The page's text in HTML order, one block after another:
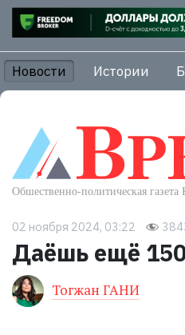
Новости Истории
02 ноября 2024, 03:22
Даёшь ещё
Тогжан ГАНИ